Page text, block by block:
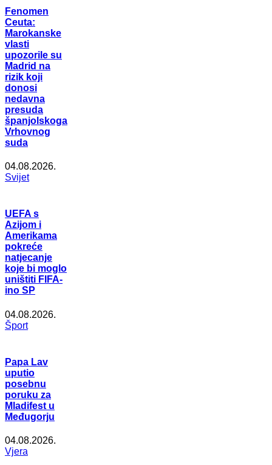
Fenomen
Ceuta:
Marokanske
vlasti
upozorile su
Madrid na
rizik koji
donosi
nedavna
presuda
španjolskoga
Vrhovnog
suda
04.08.2026.
Svijet
UEFA s
Azijom i
Amerikama
pokreće
natjecanje
koje bi moglo
uništiti FIFA-
ino SP
04.08.2026.
Šport
Papa Lav
uputio
posebnu
poruku za
Mladifest u
Međugorju
04.08.2026.
Vjera